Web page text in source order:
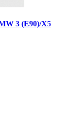
3 (E90)/X5